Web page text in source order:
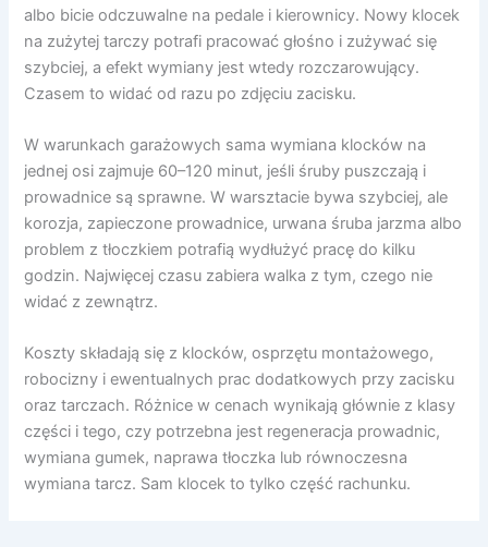
albo bicie odczuwalne na pedale i kierownicy. Nowy klocek
na zużytej tarczy potrafi pracować głośno i zużywać się
szybciej, a efekt wymiany jest wtedy rozczarowujący.
Czasem to widać od razu po zdjęciu zacisku.
W warunkach garażowych sama wymiana klocków na
jednej osi zajmuje 60–120 minut, jeśli śruby puszczają i
prowadnice są sprawne. W warsztacie bywa szybciej, ale
korozja, zapieczone prowadnice, urwana śruba jarzma albo
problem z tłoczkiem potrafią wydłużyć pracę do kilku
godzin. Najwięcej czasu zabiera walka z tym, czego nie
widać z zewnątrz.
Koszty składają się z klocków, osprzętu montażowego,
robocizny i ewentualnych prac dodatkowych przy zacisku
oraz tarczach. Różnice w cenach wynikają głównie z klasy
części i tego, czy potrzebna jest regeneracja prowadnic,
wymiana gumek, naprawa tłoczka lub równoczesna
wymiana tarcz. Sam klocek to tylko część rachunku.